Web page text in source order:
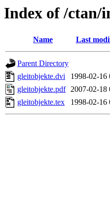
Index of /ctan/
Name Last
Parent Directory
gleitobjekte.dvi
1998-02-16
gleitobjekte.pdf 2007-02-18
gleitobjekte.tex
1998-02-16